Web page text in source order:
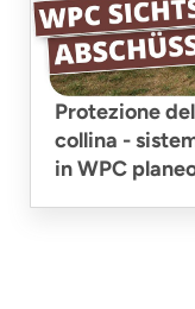
Protezione
collina -
in WPC